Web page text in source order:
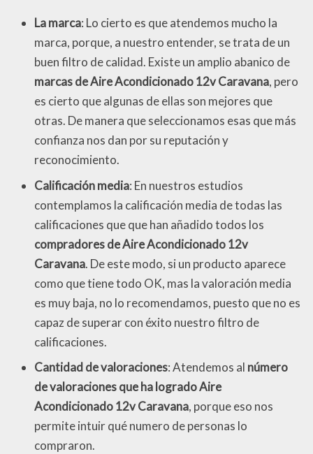
La marca: Lo cierto es que atendemos mucho la
marca, porque, a nuestro entender, se trata de un
buen filtro de calidad. Existe un amplio abanico de
marcas de Aire Acondicionado 12v Caravana, pero
es cierto que algunas de ellas son mejores que
otras. De manera que seleccionamos esas que más
confianza nos dan por su reputación y
reconocimiento.
Calificación media: En nuestros estudios
contemplamos la calificación media de todas las
calificaciones que que han añadido todos los
compradores de Aire Acondicionado 12v
Caravana. De este modo, si un producto aparece
como que tiene todo OK, mas la valoración media
es muy baja, no lo recomendamos, puesto que no es
capaz de superar con éxito nuestro filtro de
calificaciones.
Cantidad de valoraciones: Atendemos al número
de valoraciones que ha logrado Aire
Acondicionado 12v Caravana, porque eso nos
permite intuir qué numero de personas lo
compraron.